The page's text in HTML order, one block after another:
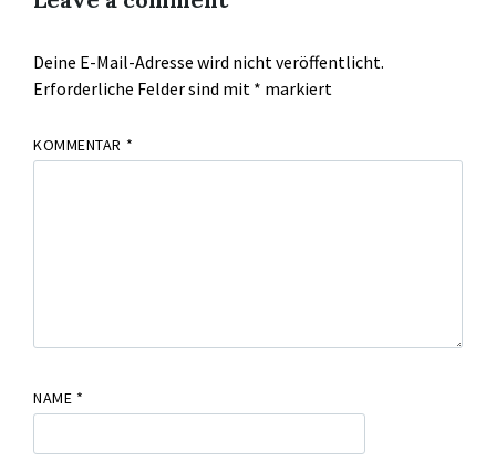
Deine E-Mail-Adresse wird nicht veröffentlicht.
Erforderliche Felder sind mit * markiert
KOMMENTAR *
NAME *